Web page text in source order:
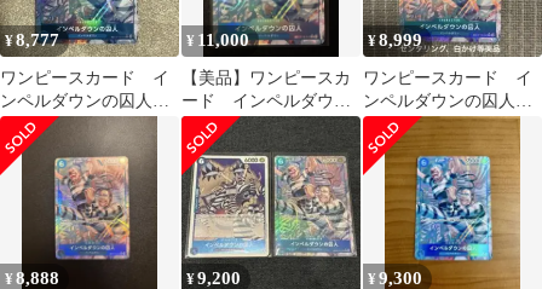
¥8,777
ワンピースカード イ
ンペルダウンの囚人
TR パラレル 決戦の刻
¥ 11,000
【美品】ワンピースカ
ード インペルダウン
の囚人 OP16-042 トレ
ジャーレア
¥8,999
ワンピースカード イ
ンペルダウンの囚人
TR パラレル 決戦の
刻 2枚セット
¥8,888 ¥9,200 ¥9,300